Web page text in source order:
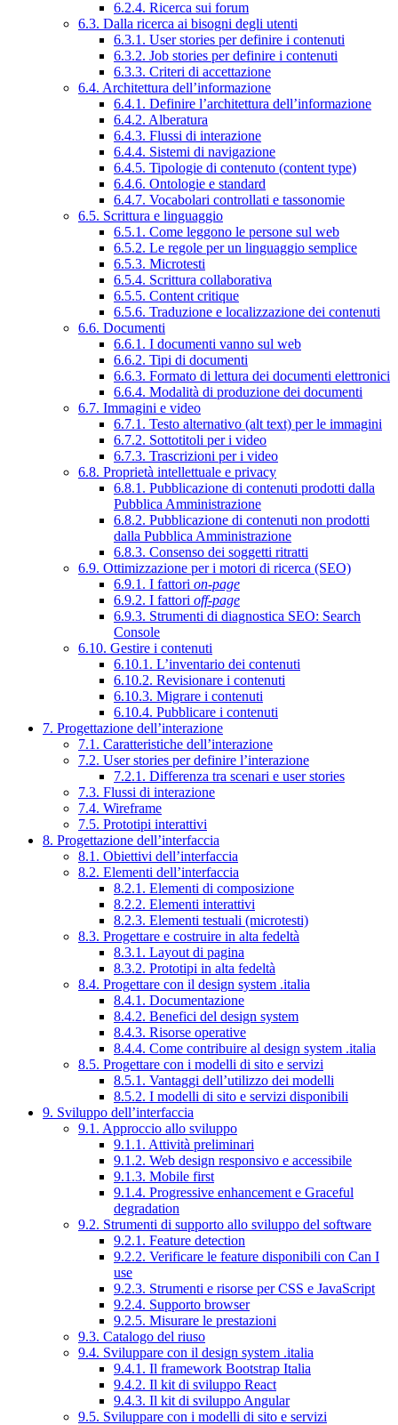
6.2.4. Ricerca sui forum
6.3. Dalla ricerca ai bisogni degli utenti
6.3.1. User stories per definire i contenuti
6.3.2. Job stories per definire i contenuti
6.3.3. Criteri di accettazione
6.4. Architettura dell’informazione
6.4.1. Definire l’architettura dell’informazione
6.4.2. Alberatura
6.4.3. Flussi di interazione
6.4.4. Sistemi di navigazione
6.4.5. Tipologie di contenuto (content type)
6.4.6. Ontologie e standard
6.4.7. Vocabolari controllati e tassonomie
6.5. Scrittura e linguaggio
6.5.1. Come leggono le persone sul web
6.5.2. Le regole per un linguaggio semplice
6.5.3. Microtesti
6.5.4. Scrittura collaborativa
6.5.5. Content critique
6.5.6. Traduzione e localizzazione dei contenuti
6.6. Documenti
6.6.1. I documenti vanno sul web
6.6.2. Tipi di documenti
6.6.3. Formato di lettura dei documenti elettronici
6.6.4. Modalità di produzione dei documenti
6.7. Immagini e video
6.7.1. Testo alternativo (alt text) per le immagini
6.7.2. Sottotitoli per i video
6.7.3. Trascrizioni per i video
6.8. Proprietà intellettuale e privacy
6.8.1. Pubblicazione di contenuti prodotti dalla
Pubblica Amministrazione
6.8.2. Pubblicazione di contenuti non prodotti
dalla Pubblica Amministrazione
6.8.3. Consenso dei soggetti ritratti
6.9. Ottimizzazione per i motori di ricerca (SEO)
6.9.1. I fattori on-page
6.9.2. I fattori off-page
6.9.3. Strumenti di diagnostica SEO: Search
Console
6.10. Gestire i contenuti
6.10.1. L’inventario dei contenuti
6.10.2. Revisionare i contenuti
6.10.3. Migrare i contenuti
6.10.4. Pubblicare i contenuti
7. Progettazione dell’interazione
7.1. Caratteristiche dell’interazione
7.2. User stories per definire l’interazione
7.2.1. Differenza tra scenari e user stories
7.3. Flussi di interazione
7.4. Wireframe
7.5. Prototipi interattivi
8. Progettazione dell’interfaccia
8.1. Obiettivi dell’interfaccia
8.2. Elementi dell’interfaccia
8.2.1. Elementi di composizione
8.2.2. Elementi interattivi
8.2.3. Elementi testuali (microtesti)
8.3. Progettare e costruire in alta fedeltà
8.3.1. Layout di pagina
8.3.2. Prototipi in alta fedeltà
8.4. Progettare con il design system .italia
8.4.1. Documentazione
8.4.2. Benefici del design system
8.4.3. Risorse operative
8.4.4. Come contribuire al design system .italia
8.5. Progettare con i modelli di sito e servizi
8.5.1. Vantaggi dell’utilizzo dei modelli
8.5.2. I modelli di sito e servizi disponibili
9. Sviluppo dell’interfaccia
9.1. Approccio allo sviluppo
9.1.1. Attività preliminari
9.1.2. Web design responsivo e accessibile
9.1.3. Mobile first
9.1.4. Progressive enhancement e Graceful
degradation
9.2. Strumenti di supporto allo sviluppo del software
9.2.1. Feature detection
9.2.2. Verificare le feature disponibili con Can I
use
9.2.3. Strumenti e risorse per CSS e JavaScript
9.2.4. Supporto browser
9.2.5. Misurare le prestazioni
9.3. Catalogo del riuso
9.4. Sviluppare con il design system .italia
9.4.1. Il framework Bootstrap Italia
9.4.2. Il kit di sviluppo React
9.4.3. Il kit di sviluppo Angular
9.5. Sviluppare con i modelli di sito e servizi